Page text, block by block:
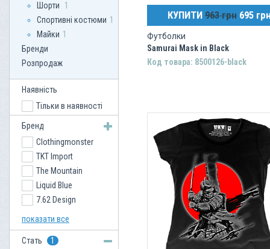
КУПИТИ 963 грн 695
Футболки
Samurai Mask in Black
Код товара: 8500126-black
Шорти
1
Спортивні костюми 1
Майки 1
Бренди
Розпродаж
Наявність
Тільки в наявності
Бренд
Clothingmonster
TKT Import
The Mountain
Liquid Blue
7.62 Design
Rebel Spirit
Venum
показати все
Стать
1